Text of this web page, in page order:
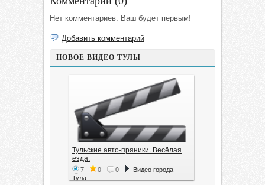
Нет комментариев. Ваш будет первым!
Добавить комментарий
НОВОЕ ВИДЕО ТУЛЫ
Тульские авто-пряники. Весёлая
езда.
7 0 0
Видео города
Тула